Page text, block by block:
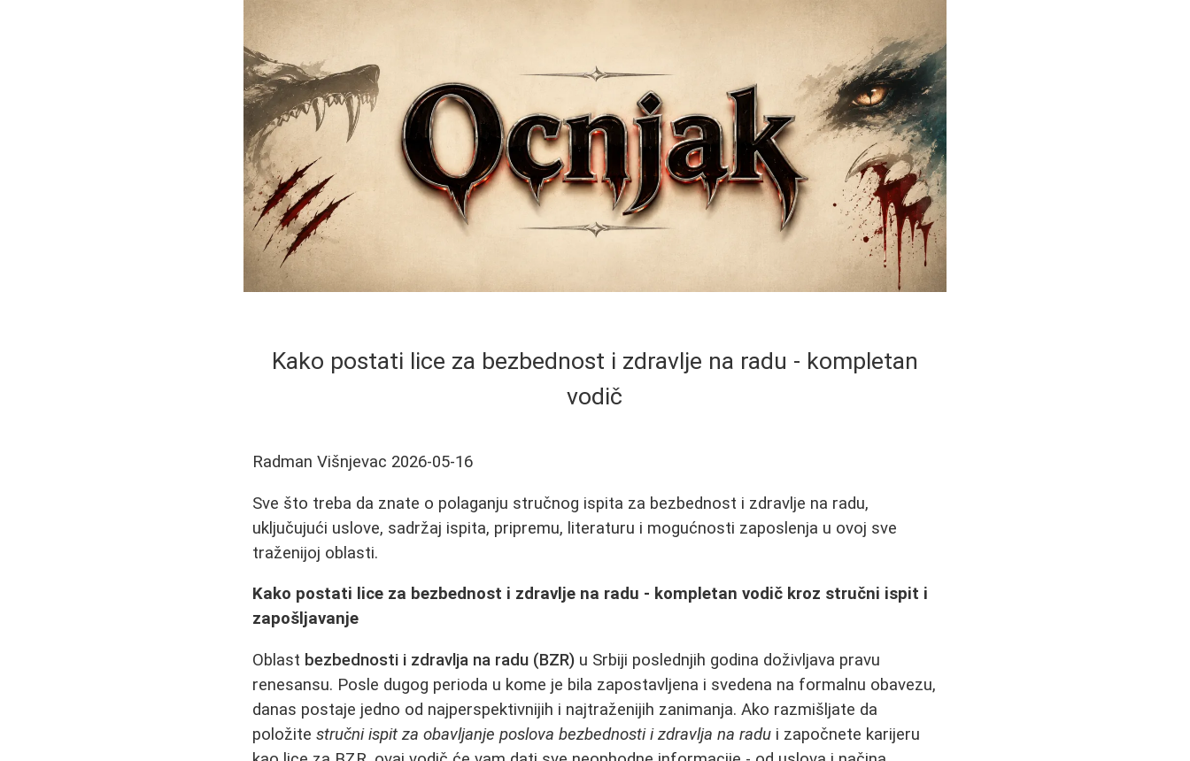
Kako postati lice za bezbednost i zdravlje na radu - kompletan
vodič
Radman Višnjevac 2026-05-16
Sve što treba da znate o polaganju stručnog ispita za bezbednost i zdravlje na radu,
uključujući uslove, sadržaj ispita, pripremu, literaturu i mogućnosti zaposlenja u ovoj sve
traženijoj oblasti.
Kako postati lice za bezbednost i zdravlje na radu - kompletan vodič kroz stručni ispit i
zapošljavanje
Oblast bezbednosti i zdravlja na radu (BZR) u Srbiji poslednjih godina doživljava pravu
renesansu. Posle dugog perioda u kome je bila zapostavljena i svedena na formalnu obavezu,
danas postaje jedno od najperspektivnijih i najtraženijih zanimanja. Ako razmišljate da
položitestručni ispit za obavljanje poslova bezbednosti i zdravlja na radu i započnete karijeru